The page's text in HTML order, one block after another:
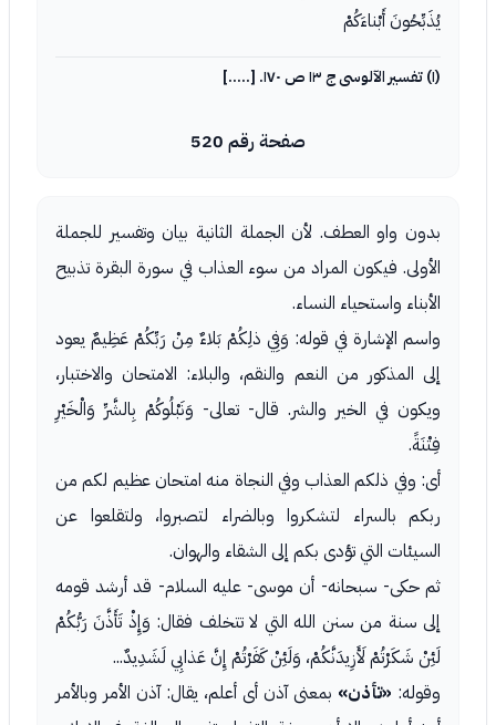
يُذَبِّحُونَ أَبْناءَكُمْ
(١) تفسير الآلوسى ج ١٣ ص ١٧٠. [.....]
صفحة رقم 520
بدون واو العطف. لأن الجملة الثانية بيان وتفسير للجملة
الأولى. فيكون المراد من سوء العذاب في سورة البقرة تذبيح
الأبناء واستحياء النساء.
واسم الإشارة في قوله: وَفِي ذلِكُمْ بَلاءٌ مِنْ رَبِّكُمْ عَظِيمٌ يعود
إلى المذكور من النعم والنقم، والبلاء: الامتحان والاختبار،
ويكون في الخير والشر. قال- تعالى- وَنَبْلُوكُمْ بِالشَّرِّ وَالْخَيْرِ
فِتْنَةً.
أى: وفي ذلكم العذاب وفي النجاة منه امتحان عظيم لكم من
ربكم بالسراء لتشكروا وبالضراء لتصبروا، ولتقلعوا عن
السيئات التي تؤدى بكم إلى الشقاء والهوان.
ثم حكى- سبحانه- أن موسى- عليه السلام- قد أرشد قومه
إلى سنة من سنن الله التي لا تتخلف فقال: وَإِذْ تَأَذَّنَ رَبُّكُمْ
لَئِنْ شَكَرْتُمْ لَأَزِيدَنَّكُمْ، وَلَئِنْ كَفَرْتُمْ إِنَّ عَذابِي لَشَدِيدٌ...
وقوله: «تأذن» بمعنى آذن أى أعلم، يقال: آذن الأمر وبالأمر